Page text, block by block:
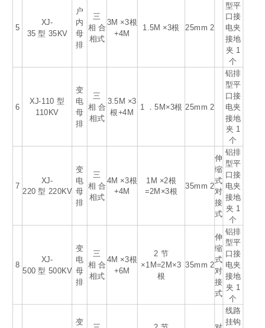
5
XJ-
35 型 35KV
户
内
母
排
三
相 合
相式
3M ×3根
+4M
1.5M ×3根 25mm 2
型平
口接
电夹
接地
夹 1
个
6
XJ-110 型
110KV
变
电
母
排
三
相 合
相式
3.5M ×3
根+4M
1 ．5M×3根 25mm 2
铝排
型平
口接
电夹
接地
夹 1
个
7
XJ-
220 型 220KV
变
电
母
排
三
相 合
相式
4M ×3根
+4M
1M ×2根
=2M×3根
35mm 2
伸
缩
式
对
接
式
铝排
型平
口接
电夹
接地
夹 1
个
8
XJ-
500 型 500KV
变
电
母
排
三
相 合
相式
4M ×3根
+6M
2 节
×1M=2M×3
根
35mm 2
伸
缩
式
对
接
式
铝排
型平
口接
电夹
接地
夹 1
个
变
线路
挂钩